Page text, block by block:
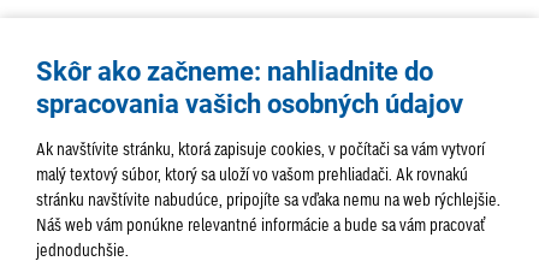
AKTUALITY TÉMA SAMOSPRÁVA
SERVIS
Skôr ako začneme: nahliadnite do
spracovania vašich osobných údajov
Ak navštívite stránku, ktorá zapisuje cookies, v počítači sa vám vytvorí
malý textový súbor, ktorý sa uloží vo vašom prehliadači. Ak rovnakú
stránku navštívite nabudúce, pripojíte sa vďaka nemu na web rýchlejšie.
Náš web vám ponúkne relevantné informácie a bude sa vám pracovať
jednoduchšie.